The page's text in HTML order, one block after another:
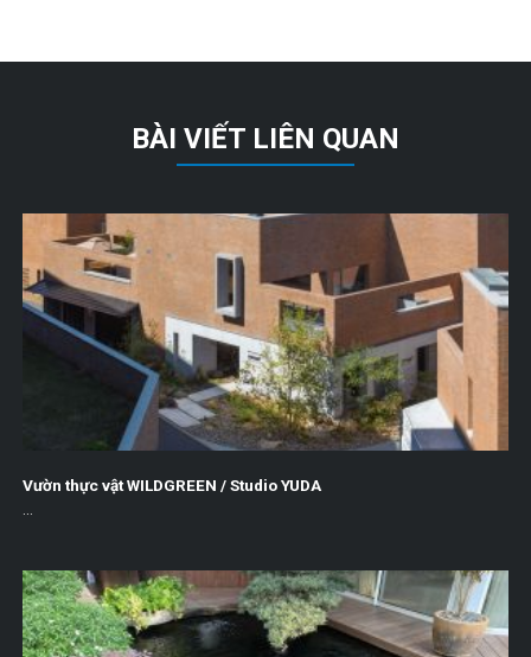
BÀI VIẾT LIÊN QUAN
Vườn thực vật WILDGREEN / Studio YUDA
...